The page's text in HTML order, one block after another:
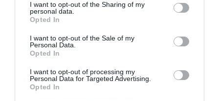
not limited to your visit or usage behaviour. You may click to
grant or deny consent to Google and its third-party tags to
use your data for below specified purposes in below Google
consent section.
I want to opt-out of the Sharing of my
personal data.
Opted In
I want to opt-out of the Sale of my
Personal Data.
Opted In
I want to opt-out of processing my
Personal Data for Targeted Advertising.
Opted In